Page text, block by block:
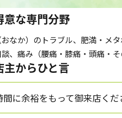
意な専門分野
なか）のトラブル、肥満・メ
、痛み（腰痛・膝痛・頭痛・
主からひと言
間に余裕をもって御来店くだ